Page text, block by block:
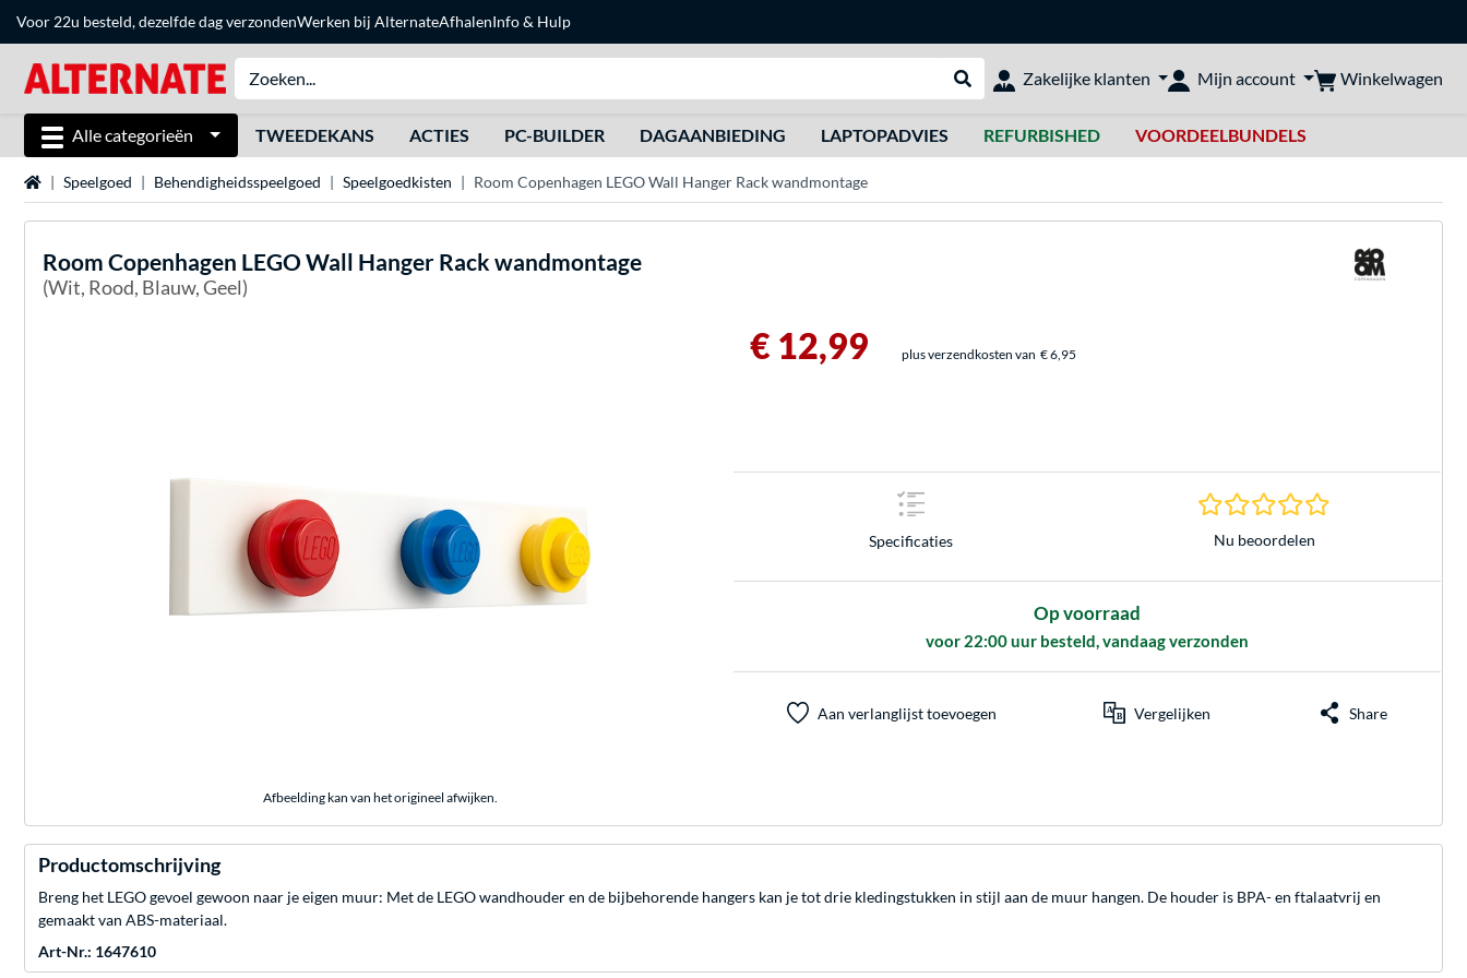
Voor 22u besteld, dezelfde dag verzondenWerken bij AlternateAfhalenInfo & Hulp
Webshop doorzoeken
Zakelijke klanten Mijn account Winkelwagen
Alle categorieën TWEEDEKANS ACTIES PC-BUILDER DAGAANBIEDING LAPTOPADVIES REFURBISHED VOORDEELBUNDELS
HomeSpeelgoed Behendigheidsspeelgoed Speelgoedkisten Room Copenhagen LEGO Wall Hanger Rack wandmontage
Room Copenhagen LEGO Wall Hanger Rack wandmontage
(Wit, Rood, Blauw, Geel)
Afbeelding kan van het origineel afwijken.
€ 12,99 plus verzendkosten van € 6,95
Specificaties
0.0 sterren
Nu beoordelen
Op voorraad
voor 22:00 uur besteld, vandaag verzonden
Aan verlanglijst toevoegen Vergelijken Share
Productomschrijving
Breng het LEGO gevoel gewoon naar je eigen muur: Met de LEGO wandhouder en de bijbehorende hangers kan je tot drie kledingstukken in stijl aan de muur hangen. De houder is BPA- en ftalaatvrij en
gemaakt van ABS-materiaal.
Art-Nr.: 1647610